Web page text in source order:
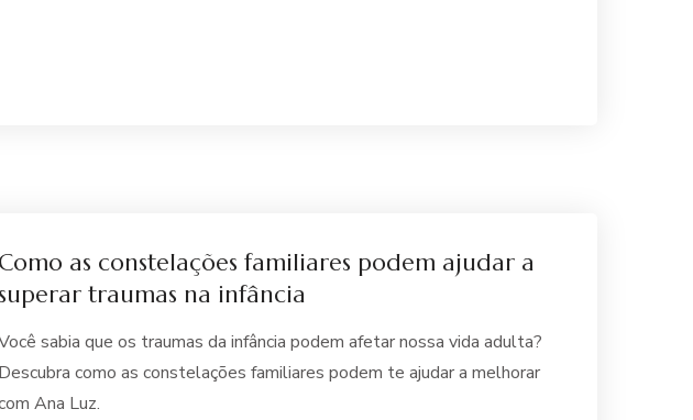
Como as constelações familiares podem ajudar a
superar traumas na infância
sabia que os traumas da infância podem afetar nossa vida adulta?
Descubra como as constelações familiares podem te ajudar a melhorar
Ana Luz.